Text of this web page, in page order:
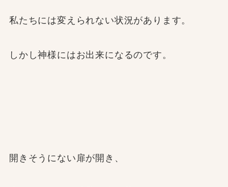
私たちには変えられない状況があります。
しかし神様にはお出来になるのです。
開きそうにない扉が開き、